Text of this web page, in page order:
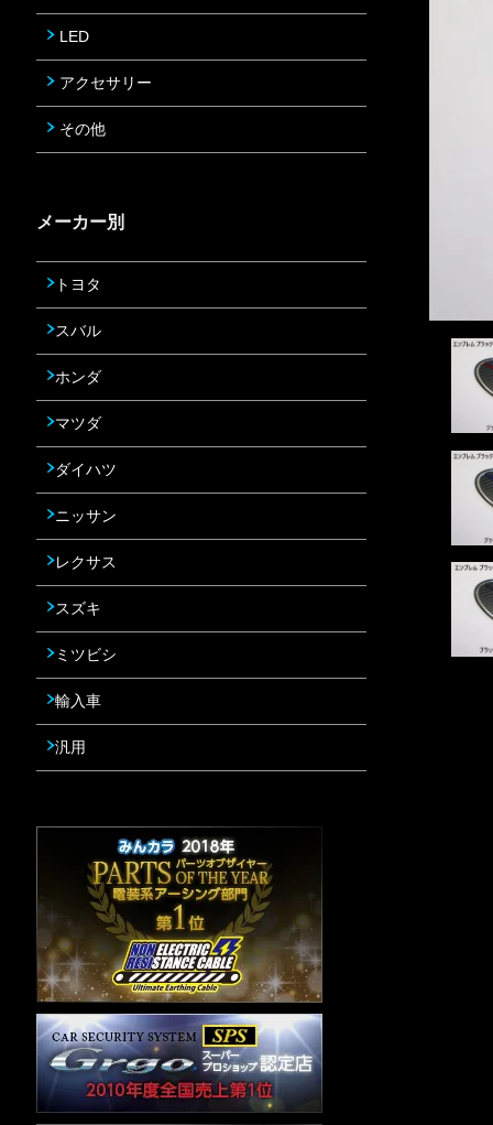
LED
アクセサリー
その他
メーカー別
トヨタ
スバル
ホンダ
マツダ
ダイハツ
ニッサン
レクサス
スズキ
ミツビシ
輸入車
汎用